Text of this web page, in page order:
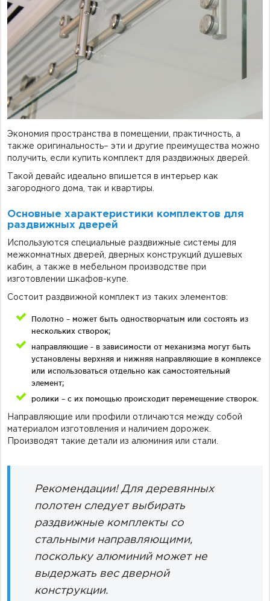
Фурнитура для душевых ограждений (распашная серия)
Двери межкомнатные цельностеклянные
Экономия пространства в помещении, практичность, а
также оригинальность– эти и другие преимущества можно
получить, если купить комплект для раздвижных дверей.
Такой девайс идеально впишется в интерьер как
загородного дома, так и квартиры.
Основные характеристики комплектов для
раздвижных дверей
Используются специальные раздвижные системы для
межкомнатных дверей, дверных конструкций душевых
кабин, а также в мебельном производстве при
изготовлении шкафов-купе.
Состоит раздвижной комплект из таких элементов:
Полотно – может быть одностворчатым или состоять из
нескольких створок;
направляющие - в зависимости от механизма могут быть
установлены верхняя и нижняя направляющие в комплексе
или использоваться отдельно как самостоятельный
элемент;
ролики – с их помощью происходит перемещение створок.
Направляющие или профили отличаются между собой
материалом изготовления и наличием дорожек.
Производят такие детали из алюминия или стали.
Рекомендации! Для деревянных
полотен следует выбирать
раздвижные комплекты со
стальными направляющими,
поскольку алюминий может не
выдержать вес дверной
конструкции.